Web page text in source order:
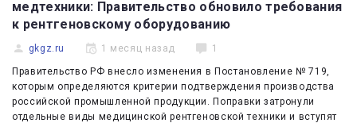
медтехники: Правительство обновило требования
к рентгеновскому оборудованию
gkgz.ru 1 месяц назад 1
Правительство РФ внесло изменения в Постановление № 719,
которым определяются критерии подтверждения производства
российской промышленной продукции. Поправки затронули
отдельные виды медицинской рентгеновской техники и вступят